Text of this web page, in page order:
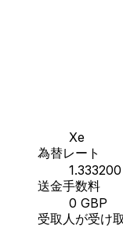
Xe
為替レート
1.333200
送金手数料
0 GBP
受取人が受け